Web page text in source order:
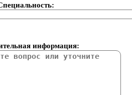
информация: